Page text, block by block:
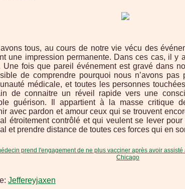
tous, au cours de notre vie vécu des
une impression permanente. Dans ces cas, il y
Une fois que pareil événement est gravé dans
de comprendre pourquoi nous n’avons
médicale, et toutes les personnes
de connaitre un réveil rapide vers une
guérison. Il appartient à la masse critique
avec pardon et amour ceux qui se trouvent
étroitement contrôlé et qui veulent se lever
et prendre distance de toutes ces forces qui en
Jeffereyjaxen